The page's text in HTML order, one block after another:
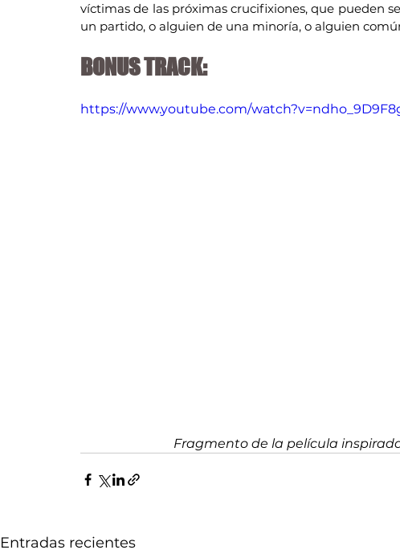
víctimas de las próximas crucifixiones, que pueden
un partido, o alguien de una minoría, o alguien
BONUS TRACK:
https://www.youtube.com/
Fragmento de la película
Entradas recientes